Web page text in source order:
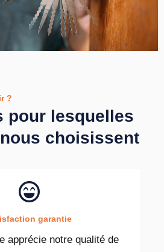
?
pour lesquelles
choisissent
garantie
apprécie notre qualité de